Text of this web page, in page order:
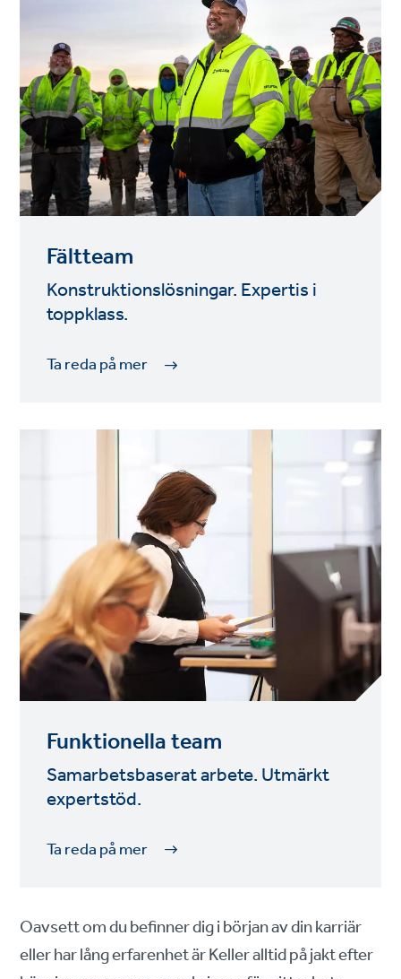
Fältteam
Konstruktionslösningar. Expertis i
toppklass.
Ta reda på mer
Funktionella team
Samarbetsbaserat arbete. Utmärkt
expertstöd.
Ta reda på mer
Oavsett om du befinner dig i början av din karriär
eller har lång erfarenhet är Keller alltid på jakt efter